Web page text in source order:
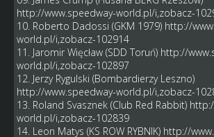
http://www.speedway-world.pl/i,zobacz-
10. Roberto Dadossi (GKM 1979) http://
world.pl/i,zobacz-102914
11. Jaromir Więcław (SDD Toruń) http://
world.pl/i,zobacz-102897
12. Jerzy Rygulski (Bombardierzy Leszno)
http://www.speedway-world.pl/i,zobacz-
13. Roland Svasznek (Club Red Rabbit)
world.pl/i,zobacz-102839
14. Leon Matys (KS ROW RYBNIK) http://